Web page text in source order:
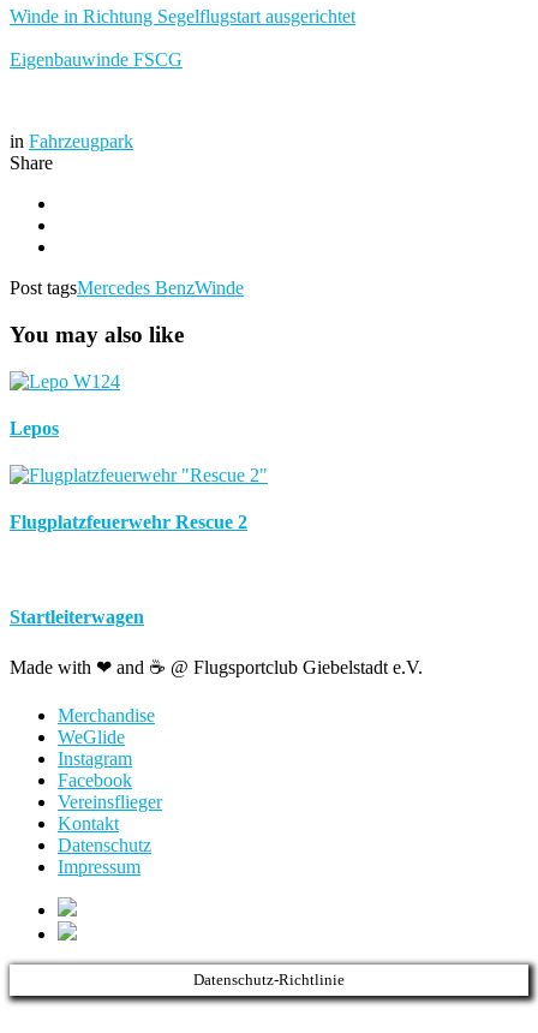
Winde in Richtung Segelflugstart ausgerichtet
Eigenbauwinde FSCG
in Fahrzeugpark
Share
Post tagsMercedes BenzWinde
You may also like
Lepos
Flugplatzfeuerwehr Rescue 2
Startleiterwagen
Made with ❤ and ☕️ @ Flugsportclub Giebelstadt e.V.
Merchandise
WeGlide
Instagram
Facebook
Vereinsflieger
Kontakt
Datenschutz
Impressum
Datenschutz-Richtlinie